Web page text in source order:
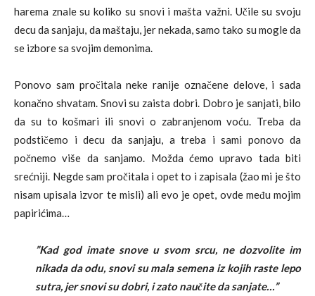
harema znale su koliko su snovi i mašta važni. Učile su svoju
decu da sanjaju, da maštaju, jer nekada, samo tako su mogle da
se izbore sa svojim demonima.
Ponovo sam pročitala neke ranije označene delove, i sada
konačno shvatam. Snovi su zaista dobri. Dobro je sanjati, bilo
da su to košmari ili snovi o zabranjenom voću. Treba da
podstičemo i decu da sanjaju, a treba i sami ponovo da
počnemo više da sanjamo. Možda ćemo upravo tada biti
srećniji. Negde sam pročitala i opet to i zapisala (žao mi je što
nisam upisala izvor te misli) ali evo je opet, ovde među mojim
papirićima…
”Kad god imate snove u svom srcu, ne dozvolite im
nikada da odu, snovi su mala semena iz kojih raste lepo
sutra, jer snovi su dobri, i zato naučite da sanjate…”